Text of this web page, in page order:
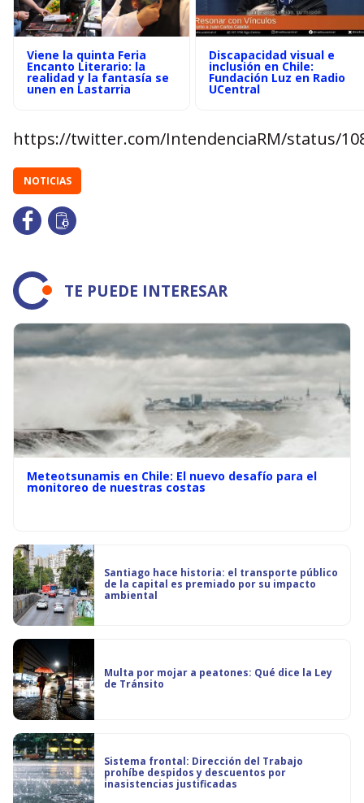
Viene la quinta Feria
Encanto Literario: la
realidad y la fantasía se
unen en Lastarria
Discapacidad visual e
inclusión en Chile:
Fundación Luz en Radio
UCentral
https://twitter.com/IntendenciaRM/status/
NOTICIAS
TE PUEDE INTERESAR
Meteotsunamis en Chile: El nuevo desafío para el
monitoreo de nuestras costas
Santiago hace historia: el transporte público
de la capital es premiado por su impacto
ambiental
Multa por mojar a peatones: Qué dice la Ley
de Tránsito
Sistema frontal: Dirección del Trabajo
prohíbe despidos y descuentos por
inasistencias justificadas